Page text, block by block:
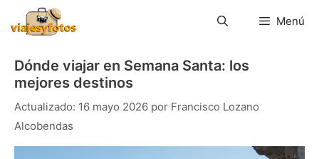
contenido
Menú
Dónde viajar en Semana Santa: los
mejores destinos
16 mayo 2026 por Francisco Lozano
Alcobendas